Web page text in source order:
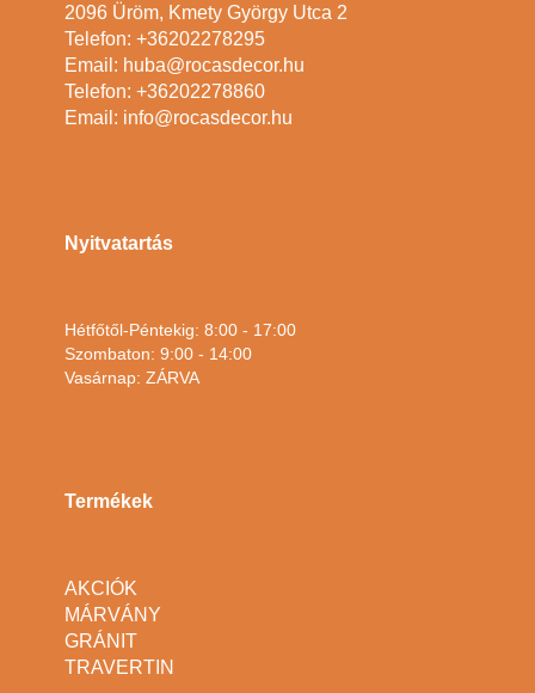
2096 Üröm, Kmety György Utca 2
Telefon: +36202278295
Email: huba@rocasdecor.hu
Telefon: +36202278860
Email: info@rocasdecor.hu
Nyitvatartás
Hétfőtől-Péntekig: 8:00 - 17:00
Szombaton: 9:00 - 14:00
Vasárnap: ZÁRVA
Termékek
AKCIÓK
MÁRVÁNY
GRÁNIT
TRAVERTIN